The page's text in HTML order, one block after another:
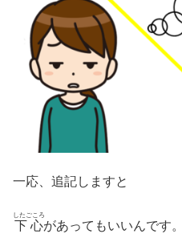
一応、追記しますと
下心
したごころ
があってもいいんです。